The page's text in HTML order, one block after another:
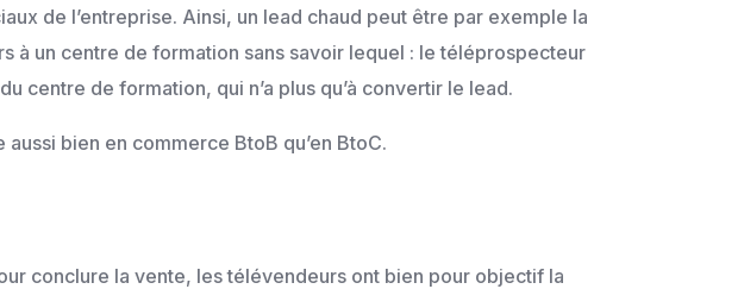
de l’entreprise. Ainsi, un lead chaud peut être par exemple la
à un centre de formation sans savoir lequel : le téléprospecteur
centre de formation, qui n’a plus qu’à convertir le lead.
bien en commerce BtoB qu’en BtoC.
conclure la vente, les télévendeurs ont bien pour objectif la